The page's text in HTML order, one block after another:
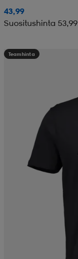
43,99
Suositushinta 53,99
Teamhinta